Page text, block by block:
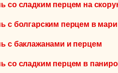
со сладким перцем на
с болгарским перцем в
с баклажанами и перцем
со сладким перцем в